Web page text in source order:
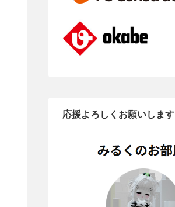
応援よろしくお願いします